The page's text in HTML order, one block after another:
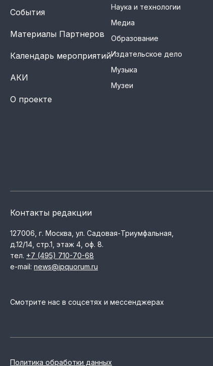
События
Материалы Партнеров
Календарь мероприятий
АКИ
О проекте
Наука и технологии
Медиа
Образование
Издательское дело
Музыка
Музеи
Контакты редакции
127006, г. Москва, ул. Садовая-Триумфальная,
д.12/14, стр.1, этаж 4, оф. 8.
тел. +7 (495) 710-70-68
e-mail: news@ipquorum.ru
Смотрите нас в соцсетях и мессенджерах
Политика обработки данных